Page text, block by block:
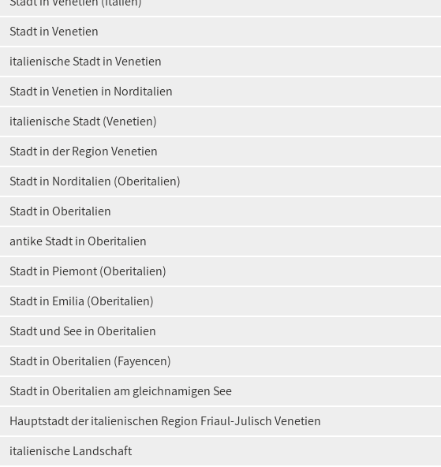
Stadt in Venetien
italienische Stadt in Venetien
Stadt in Venetien in Norditalien
italienische Stadt (Venetien)
Stadt in der Region Venetien
Stadt in Norditalien (Oberitalien)
Stadt in Oberitalien
antike Stadt in Oberitalien
Stadt in Piemont (Oberitalien)
Stadt in Emilia (Oberitalien)
Stadt und See in Oberitalien
Stadt in Oberitalien (Fayencen)
Stadt in Oberitalien am gleichnamigen See
Hauptstadt der italienischen Region Friaul-Julisch Venetien
italienische Landschaft